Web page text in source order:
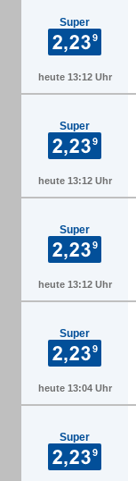
Super
heute 13:12 Uhr
Super
heute 13:12 Uhr
Super
heute 13:12 Uhr
Super
heute 13:04 Uhr
Super